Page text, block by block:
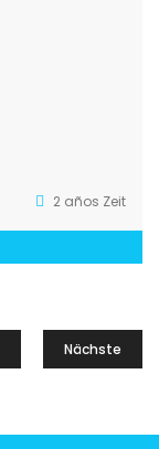
2 años Zeit
Nächste